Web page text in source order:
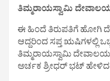
ತಿಮ್ಮರಾಯಸ್ವಾಮಿ
ಈ ಹಿಂದೆ ತಿರುಪತಿಗೆ ಹೋಗಿ
ಆದ್ದರಿಂದ ಸಪ್ತ ಋಷಿಗಳಲ್ಲಿ
ತಿಮ್ಮರಾಯಸ್ವಾಮಿ
ಅರ್ಚಕ ಶ್ರೀಧರ್ ಭಟ್